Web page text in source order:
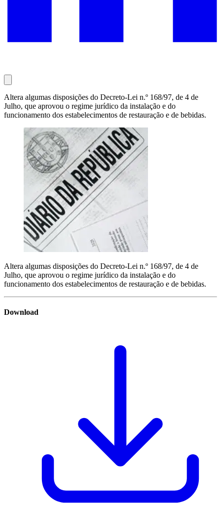
Altera algumas disposições do Decreto-Lei n.º 168/97, de 4 de
Julho, que aprovou o regime jurídico da instalação e do
funcionamento dos estabelecimentos de restauração e de bebidas.
Altera algumas disposições do Decreto-Lei n.º 168/97, de 4 de
Julho, que aprovou o regime jurídico da instalação e do
funcionamento dos estabelecimentos de restauração e de bebidas.
Download